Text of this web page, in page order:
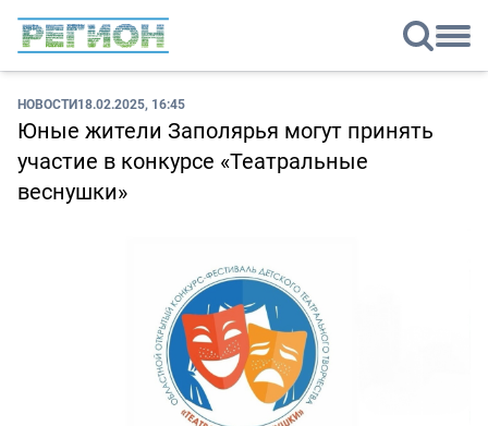
НОВОСТИ18.02.2025, 16:45
Юные жители Заполярья могут принять
участие в конкурсе «Театральные
веснушки»